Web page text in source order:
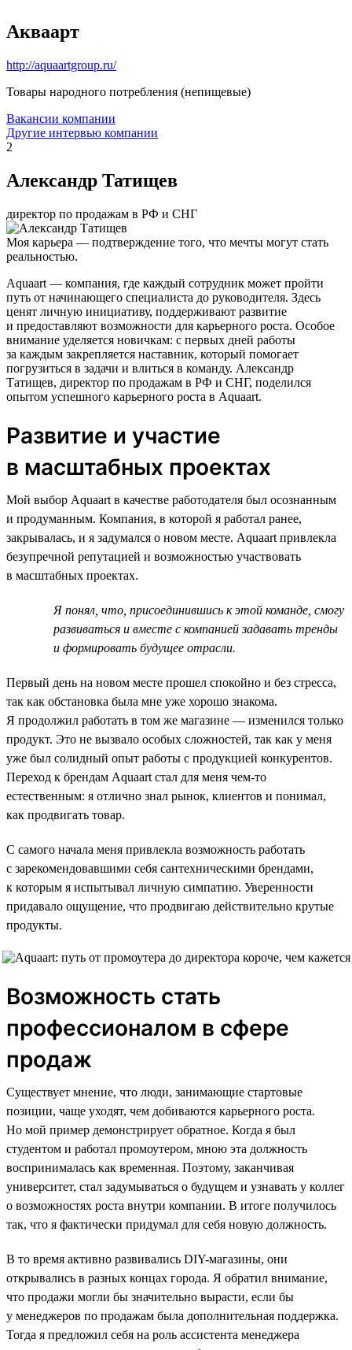
Акваарт
http://aquaartgroup.ru/
Товары народного потребления (непищевые)
Вакансии компании
Другие интервью компании
2
Александр Татищев
директор по продажам в РФ и СНГ
Моя карьера — подтверждение того, что мечты могут стать
реальностью.
Aquaart — компания, где каждый сотрудник может пройти
путь от начинающего специалиста до руководителя. Здесь
ценят личную инициативу, поддерживают развитие
и предоставляют возможности для карьерного роста. Особое
внимание уделяется новичкам: с первых дней работы
за каждым закрепляется наставник, который помогает
погрузиться в задачи и влиться в команду. Александр
Татищев, директор по продажам в РФ и СНГ, поделился
опытом успешного карьерного роста в Aquaart.
Развитие и участие
в масштабных проектах
Мой выбор Aquaart в качестве работодателя был осознанным
и продуманным. Компания, в которой я работал ранее,
закрывалась, и я задумался о новом месте. Aquaart привлекла
безупречной репутацией и возможностью участвовать
в масштабных проектах.
Я понял, что, присоединившись к этой команде, смогу
развиваться и вместе с компанией задавать тренды
и формировать будущее отрасли.
Первый день на новом месте прошел спокойно и без стресса,
так как обстановка была мне уже хорошо знакома.
Я продолжил работать в том же магазине — изменился только
продукт. Это не вызвало особых сложностей, так как у меня
уже был солидный опыт работы с продукцией конкурентов.
Переход к брендам Aquaart стал для меня чем-то
естественным: я отлично знал рынок, клиентов и понимал,
как продвигать товар.
С самого начала меня привлекла возможность работать
с зарекомендовавшими себя сантехническими брендами,
к которым я испытывал личную симпатию. Уверенности
придавало ощущение, что продвигаю действительно крутые
продукты.
Возможность стать
профессионалом в сфере
продаж
Существует мнение, что люди, занимающие стартовые
позиции, чаще уходят, чем добиваются карьерного роста.
Но мой пример демонстрирует обратное. Когда я был
студентом и работал промоутером, мною эта должность
воспринималась как временная. Поэтому, заканчивая
университет, стал задумываться о будущем и узнавать у коллег
о возможностях роста внутри компании. В итоге получилось
так, что я фактически придумал для себя новую должность.
В то время активно развивались DIY-магазины, они
открывались в разных концах города. Я обратил внимание,
что продажи могли бы значительно вырасти, если бы
у менеджеров по продажам была дополнительная поддержка.
Тогда я предложил себя на роль ассистента менеджера